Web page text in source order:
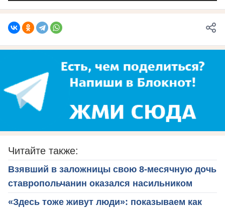
Читайте также:
Взявший в заложницы свою 8-месячную дочь
ставропольчанин оказался насильником
«Здесь тоже живут люди»: показываем как